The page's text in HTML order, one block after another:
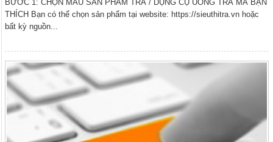
BƯỚC 1: CHỌN MẪU SẢN PHẨM TRÀ / DỤNG CỤ UỐNG TRÀ MÀ BẠN
THÍCH Bạn có thể chọn sản phẩm tại website: https://sieuthitra.vn hoặc
bất kỳ nguồn...